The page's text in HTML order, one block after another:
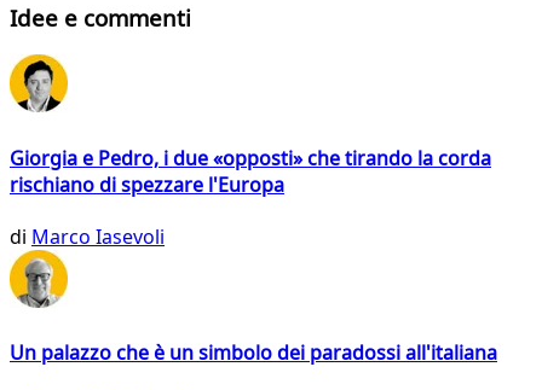
Idee e commenti
Giorgia e Pedro, i due «opposti» che tirando la corda
rischiano di spezzare l'Europa
di Marco Iasevoli
Un palazzo che è un simbolo dei paradossi all'italiana